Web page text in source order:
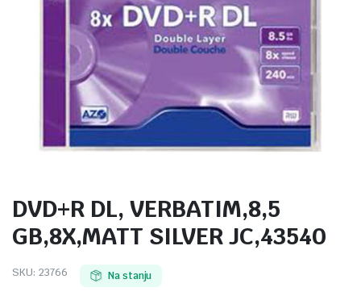
DVD+R DL, VERBATIM,8,5
GB,8X,MATT SILVER JC,43540
SKU: 23766 Na stanju